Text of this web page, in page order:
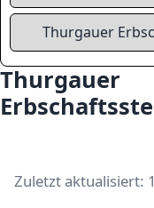
Thurgauer
Thurgauer
Zuletzt aktualisiert: